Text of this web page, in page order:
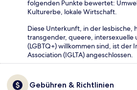
folgenden Punkte bewertet:
Kulturerbe, lokale Wirtschaft.
Diese Unterkunft, in der lesbische,
transgender, queere, intersexuelle
(LGBTQ+) willkommen sind, ist der
Association (IGLTA) angeschlossen.
Gebühren & Richtlinien